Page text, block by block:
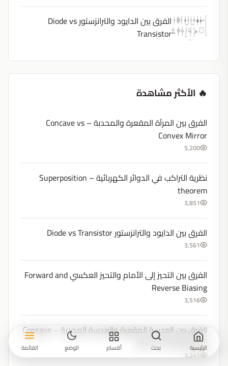
الفرق بين الدايود والترانزستور Diode vs
Transistor
🔥 الأكثر مشاهدة
الفرق بين المرآة المقعرة والمحدبة – Concave vs
Convex Mirror
5,200
نظرية التراكب في الدوائر الكهربائية – Superposition
theorem
3,851
الفرق بين الدايود والترانزستور Diode vs Transistor
3,561
الفرق بين التحيز إلى الأمام والتحيز العكسي Forward and
Reverse Biasing
3,516
الفرق بين العدسة المقعرة والعدسة المحدبة – Concave
Lens vs Convex Lens
3,241
الرئيسية بحث أقسام الوضع القائمة